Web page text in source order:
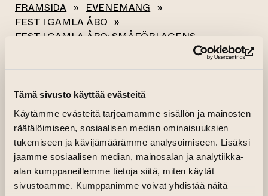
Tämä sivusto käyttää evästeitä
Käytämme evästeitä tarjoamamme sisällön ja mainosten
räätälöimiseen, sosiaalisen median ominaisuuksien
tukemiseen ja kävijämäärämme analysoimiseen. Lisäksi
jaamme sosiaalisen median, mainosalan ja analytiikka-
alan kumppaneillemme tietoja siitä, miten käytät
sivustoamme. Kumppanimme voivat yhdistää näitä
FRAMSIDA » EVENEMANG »
FEST I GAMLA ÅBO »
FEST I GAMLA ÅBO: SMÅFÖRLAGENS
FEST I GAMLA ÅBO:
SMÅFÖRLAGENS
BOKFÖRSÄLJNING